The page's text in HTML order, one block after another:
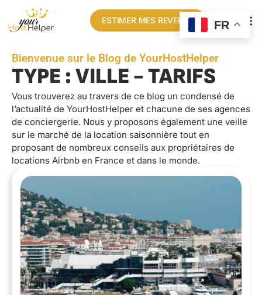
ESTIMER MES REVENUS
Bienvenue sur le Blog de YourHostHelper
TYPE : VILLE - TARIFS
Vous trouverez au travers de ce blog un condensé de
l’actualité de YourHostHelper et chacune de ses agences
de conciergerie. Nous y proposons également une veille
sur le marché de la location saisonnière tout en
proposant de nombreux conseils aux propriétaires de
locations Airbnb en France et dans le monde.
FR